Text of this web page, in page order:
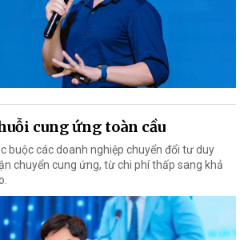
cung ứng toàn cầu
buộc các doanh nghiệp chuyển đổi tư duy
chuyển cung ứng, từ chi phí thấp sang khả